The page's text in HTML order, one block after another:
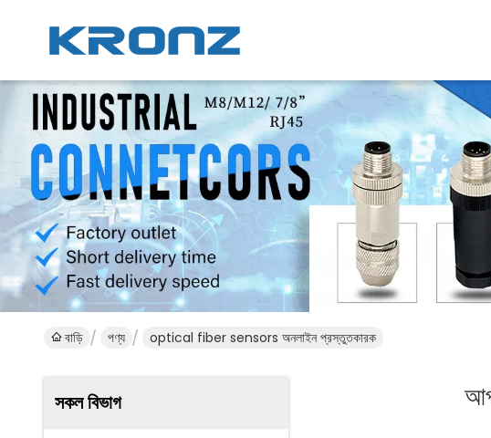
বাড়ি পণ্য optical fiber sensors অনলাইন প্রস্তুতকারক
সকল বিভাগ